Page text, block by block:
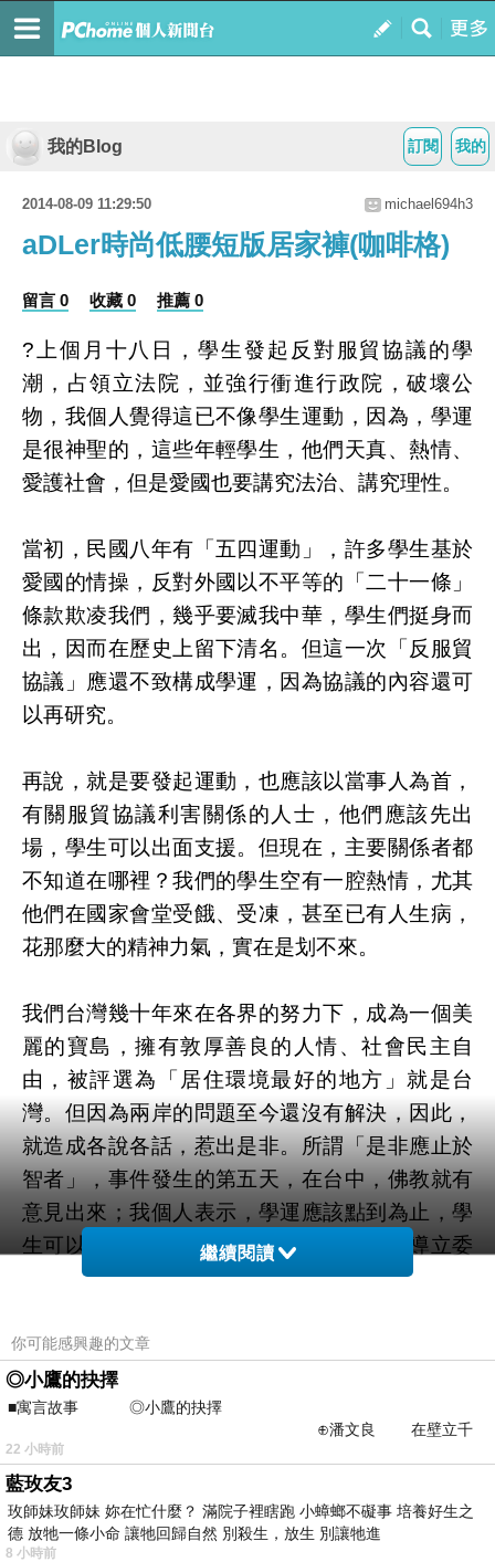
我的
訂閱
我的Blog
2014-08-09 11:29:50 michael694h3
aDLer時尚低腰短版居家褲(咖啡格)
留言 0 收藏 0 推薦 0
?上個月十八日，學生發起反對服貿協議的學
潮，占領立法院，並強行衝進行政院，破壞公
物，我個人覺得這已不像學生運動，因為，學運
是很神聖的，這些年輕學生，他們天真、熱情、
愛護社會，但是愛國也要講究法治、講究理性。
當初，民國八年有「五四運動」，許多學生基於
愛國的情操，反對外國以不平等的「二十一條」
條款欺凌我們，幾乎要滅我中華，學生們挺身而
出，因而在歷史上留下清名。但這一次「反服貿
協議」應還不致構成學運，因為協議的內容還可
以再研究。
再說，就是要發起運動，也應該以當事人為首，
有關服貿協議利害關係的人士，他們應該先出
場，學生可以出面支援。但現在，主要關係者都
不知道在哪裡？我們的學生空有一腔熱情，尤其
他們在國家會堂受餓、受凍，甚至已有人生病，
花那麼大的精神力氣，實在是划不來。
我們台灣幾十年來在各界的努力下，成為一個美
麗的寶島，擁有敦厚善良的人情、社會民主自
由，被評選為「居住環境最好的地方」就是台
灣。但因為兩岸的問題至今還沒有解決，因此，
就造成各說各話，惹出是非。所謂「是非應止於
智者」，事件發生的第五天，在台中，佛教就有
意見出來；我個人表示，學運應該點到為止，學
生可以回校讀書；王金平院長應該出來領導立委
開會，使國會正常運作；馬英九總統應該就學生
制必須經過研究。對於「服貿協議」的內容，至
今有人說公平，有人感到不如人意，究竟服貿協
議公平與否，我們可愛的學生們清楚其中利害關
係了嗎？懂得國家要登高望遠嗎？
宗教界也不是不關心社會運動，但假如一開始就
跟著趕熱鬧發言，就會有人譏評宗教人士不安於
繼續閱讀
你可能感興趣的文章
◎小鷹的抉擇
■寓言故事 ◎小鷹的抉擇
⊕潘文良 在壁立千
仞的懸崖上，有一座遮天蔽
22 小時前
藍玫友3
玫師妹玫師妹 妳在忙什麼？ 滿院子裡瞎跑 小蟑螂不礙事 培養好生之
德 放牠一條小命 讓牠回歸自然 別殺生，放生 別讓牠進
8 小時前